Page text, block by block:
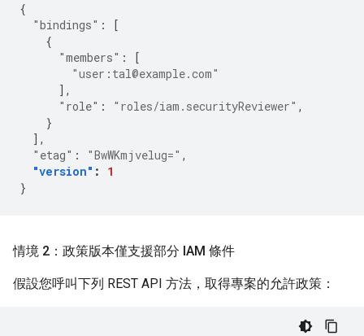
{
"bindings" :
[
{
"members" :
[
"user:tal@example.com"
],
"role" : "roles/iam.securityReviewer" ,
}
],
"etag" : "BwWKmjvelug=" ,
"version" :
1
}
情境 2：政策版本僅支援部分 IAM 條件
假設您呼叫下列 REST API 方法，取得專案的允許政策：